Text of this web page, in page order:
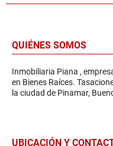
QUIÉNES SOMOS
Inmobiliaria Piana ,
en Bienes Raíces.
la ciudad de Pinamar,
UBICACIÓN Y